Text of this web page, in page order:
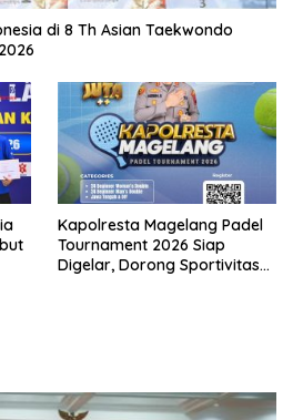
di 8 Th Asian Taekwondo
Kapolresta Magelang Padel
Tournament 2026 Siap
Digelar, Dorong Sportivitas